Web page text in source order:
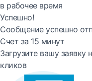
в рабочее время
Успешно!
Сообщение успешно
Счет за 15 минут
Загрузите вашу заявку
кликов